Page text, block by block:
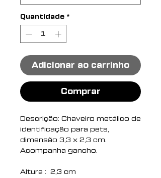
Quantidade *
Adicionar ao carrinho
Comprar
Descrição: Chaveiro metálico de
identificação para pets,
dimensão 3,3 x 2,3 cm.
Acompanha gancho.
Altura : 2,3 cm